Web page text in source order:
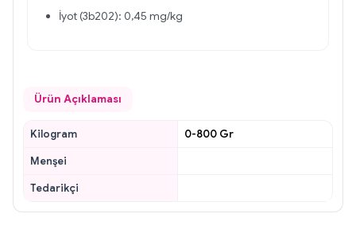
İyot (3b202): 0,45 mg/kg
Ürün Açıklaması
Kilogram
0-800 Gr
Menşei
Tedarikçi